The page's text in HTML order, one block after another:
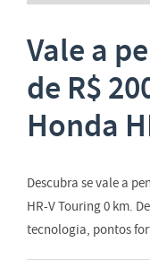
Vale a
de R$
Honda
Descubra se vale a
HR-V Touring 0 km.
tecnologia, pontos